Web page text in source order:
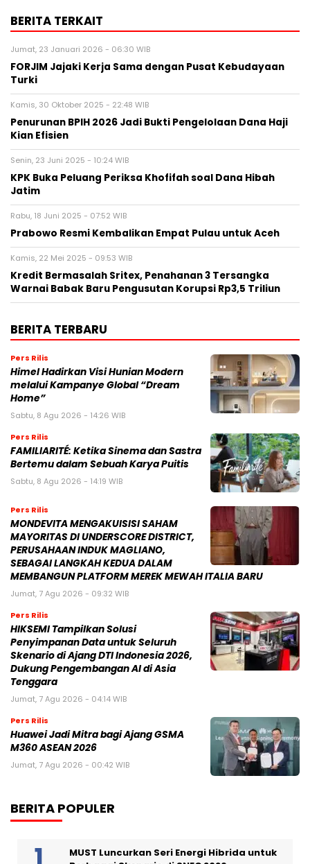
BERITA TERKAIT
Jumat, 23 Januari 2026 - 06:30 WIB
FORJIM Jajaki Kerja Sama dengan Pusat Kebudayaan
Turki
Kamis, 30 Oktober 2025 - 22:48 WIB
Penurunan BPIH 2026 Jadi Bukti Pengelolaan Dana Haji
Kian Efisien
Senin, 23 Juni 2025 - 10:24 WIB
KPK Buka Peluang Periksa Khofifah soal Dana Hibah
Jatim
Rabu, 18 Juni 2025 - 07:52 WIB
Prabowo Resmi Kembalikan Empat Pulau untuk Aceh
Kamis, 22 Mei 2025 - 09:53 WIB
Kredit Bermasalah Sritex, Penahanan 3 Tersangka
Warnai Babak Baru Pengusutan Korupsi Rp3,5 Triliun
BERITA TERBARU
Pers Rilis
Himel Hadirkan Visi Hunian Modern
melalui Kampanye Global “Dream
Home”
Sabtu, 8 Agu 2026 - 14:26 WIB
Pers Rilis
FAMILIARITÉ: Ketika Sinema dan Sastra
Bertemu dalam Sebuah Karya Puitis
Sabtu, 8 Agu 2026 - 14:19 WIB
Pers Rilis
MONDEVITA MENGAKUISISI SAHAM
MAYORITAS DI UNDERSCORE DISTRICT,
PERUSAHAAN INDUK MAGLIANO,
SEBAGAI LANGKAH KEDUA DALAM
MEMBANGUN PLATFORM MEREK MEWAH ITALIA BARU
Jumat, 7 Agu 2026 - 09:32 WIB
Pers Rilis
HIKSEMI Tampilkan Solusi
Penyimpanan Data untuk Seluruh
Skenario di Ajang DTI Indonesia 2026,
Dukung Pengembangan AI di Asia
Tenggara
Jumat, 7 Agu 2026 - 04:14 WIB
Pers Rilis
Huawei Jadi Mitra bagi Ajang GSMA
M360 ASEAN 2026
Jumat, 7 Agu 2026 - 00:42 WIB
BERITA POPULER
MUST Luncurkan Seri Energi Hibrida untuk